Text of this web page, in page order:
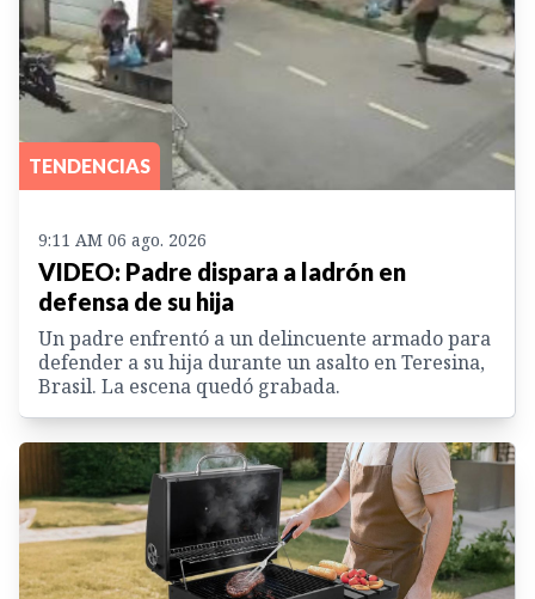
TENDENCIAS
9:11 AM 06 ago. 2026
VIDEO: Padre dispara a ladrón en
defensa de su hija
Un padre enfrentó a un delincuente armado para
defender a su hija durante un asalto en Teresina,
Brasil. La escena quedó grabada.